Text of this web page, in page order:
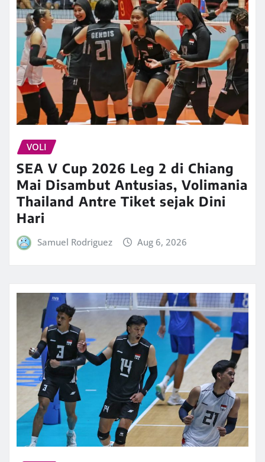
VOLI
SEA V Cup 2026 Leg 2 di Chiang
Mai Disambut Antusias, Volimania
Thailand Antre Tiket sejak Dini
Hari
Samuel Rodriguez Aug 6, 2026